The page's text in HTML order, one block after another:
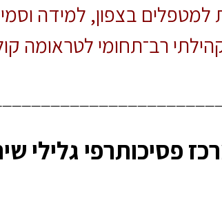
למטפלים בצפון, למידה
רב־תחומי לטראומה
פסיכותרפי גלילי